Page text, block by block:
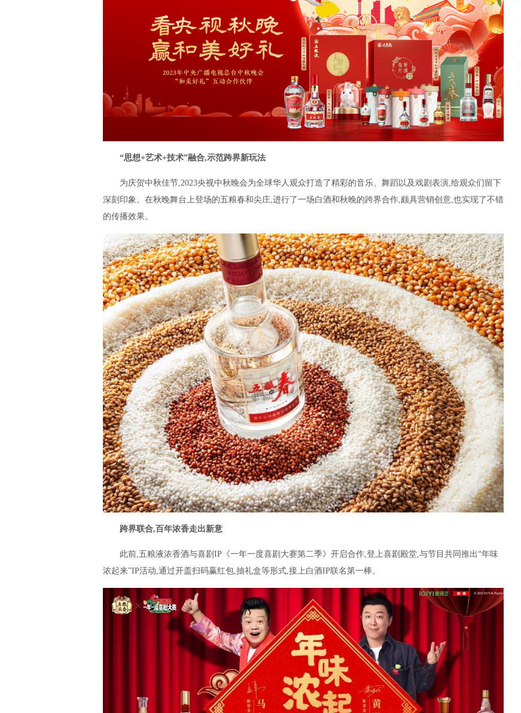
“思想+艺术+技术”融合,示范跨界新玩法
为庆贺中秋佳节,2023央视中秋晚会为全球华人观众打造了精彩的音乐、舞蹈以及戏剧表演,给观众们留下
深刻印象。在秋晚舞台上登场的五粮春和尖庄,进行了一场白酒和秋晚的跨界合作,颇具营销创意,也实现了不错
的传播效果。
跨界联合,百年浓香走出新意
此前,五粮液浓香酒与喜剧IP《一年一度喜剧大赛第二季》开启合作,登上喜剧殿堂,与节目共同推出“年味
浓起来”IP活动,通过开盖扫码赢红包,抽礼盒等形式,接上白酒IP联名第一棒。